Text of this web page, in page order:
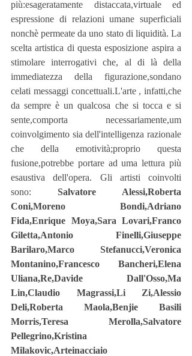
più:esageratamente distaccata,virtuale ed
espressione di relazioni umane superficiali
nonchè permeate da uno stato di liquidità. La
scelta artistica di questa esposizione aspira a
stimolare interrogativi che, al di là della
immediatezza della figurazione,sondano
celati messaggi concettuali.L'arte , infatti,che
da sempre è un qualcosa che si tocca e si
sente,comporta necessariamente,um
coinvolgimento sia dell'intelligenza razionale
che della emotività;proprio questa
fusione,potrebbe portare ad uma lettura più
esaustiva dell'opera. Gli artisti coinvolti
sono: Salvatore Alessi,Roberta
Coni,Moreno Bondi,Adriano
Fida,Enrique Moya,Sara Lovari,Franco
Giletta,Antonio Finelli,Giuseppe
Barilaro,Marco Stefanucci,Veronica
Montanino,Francesco Bancheri,Elena
Uliana,Re,Davide Dall'Osso,Ma
Lin,Claudio Magrassi,Li Zi,Alessio
Deli,Roberta Maola,Benjie Basili
Morris,Teresa Merolla,Salvatore
Pellegrino,Kristina
Milakovic,Arteinacciaio